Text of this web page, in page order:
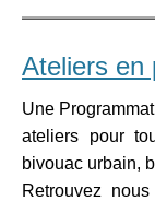
Ateliers en
Une
ateliers pour
bivouac urbain,
Retrouvez